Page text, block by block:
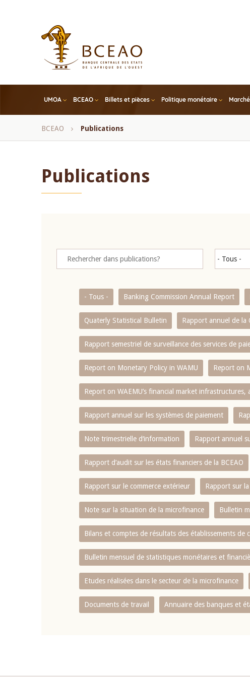
UMOA BCEAO Billets et pièces Politique monétaire
Fil
BCEAO Publications
Publications
- Tous - Banking Commission Annual Report
Quaterly Statistical Bulletin Rapport annuel de la
Rapport semestriel de surveillance des services de
Report on Monetary Policy in WAMU Report on
Report on WAEMU’s financial market
Rapport annuel sur les systèmes de paiement
Note trimestrielle d‘information Rapport annuel
Rapport d‘audit sur les états financiers de la BCEAO
Rapport sur le commerce extérieur Rapport sur la
Note sur la situation de la microfinance Bulletin
Bilans et comptes de résultats des établissements de
Bulletin mensuel de statistiques monétaires et
Etudes réalisées dans le secteur de la microfinance
Documents de travail Annuaire des banques et